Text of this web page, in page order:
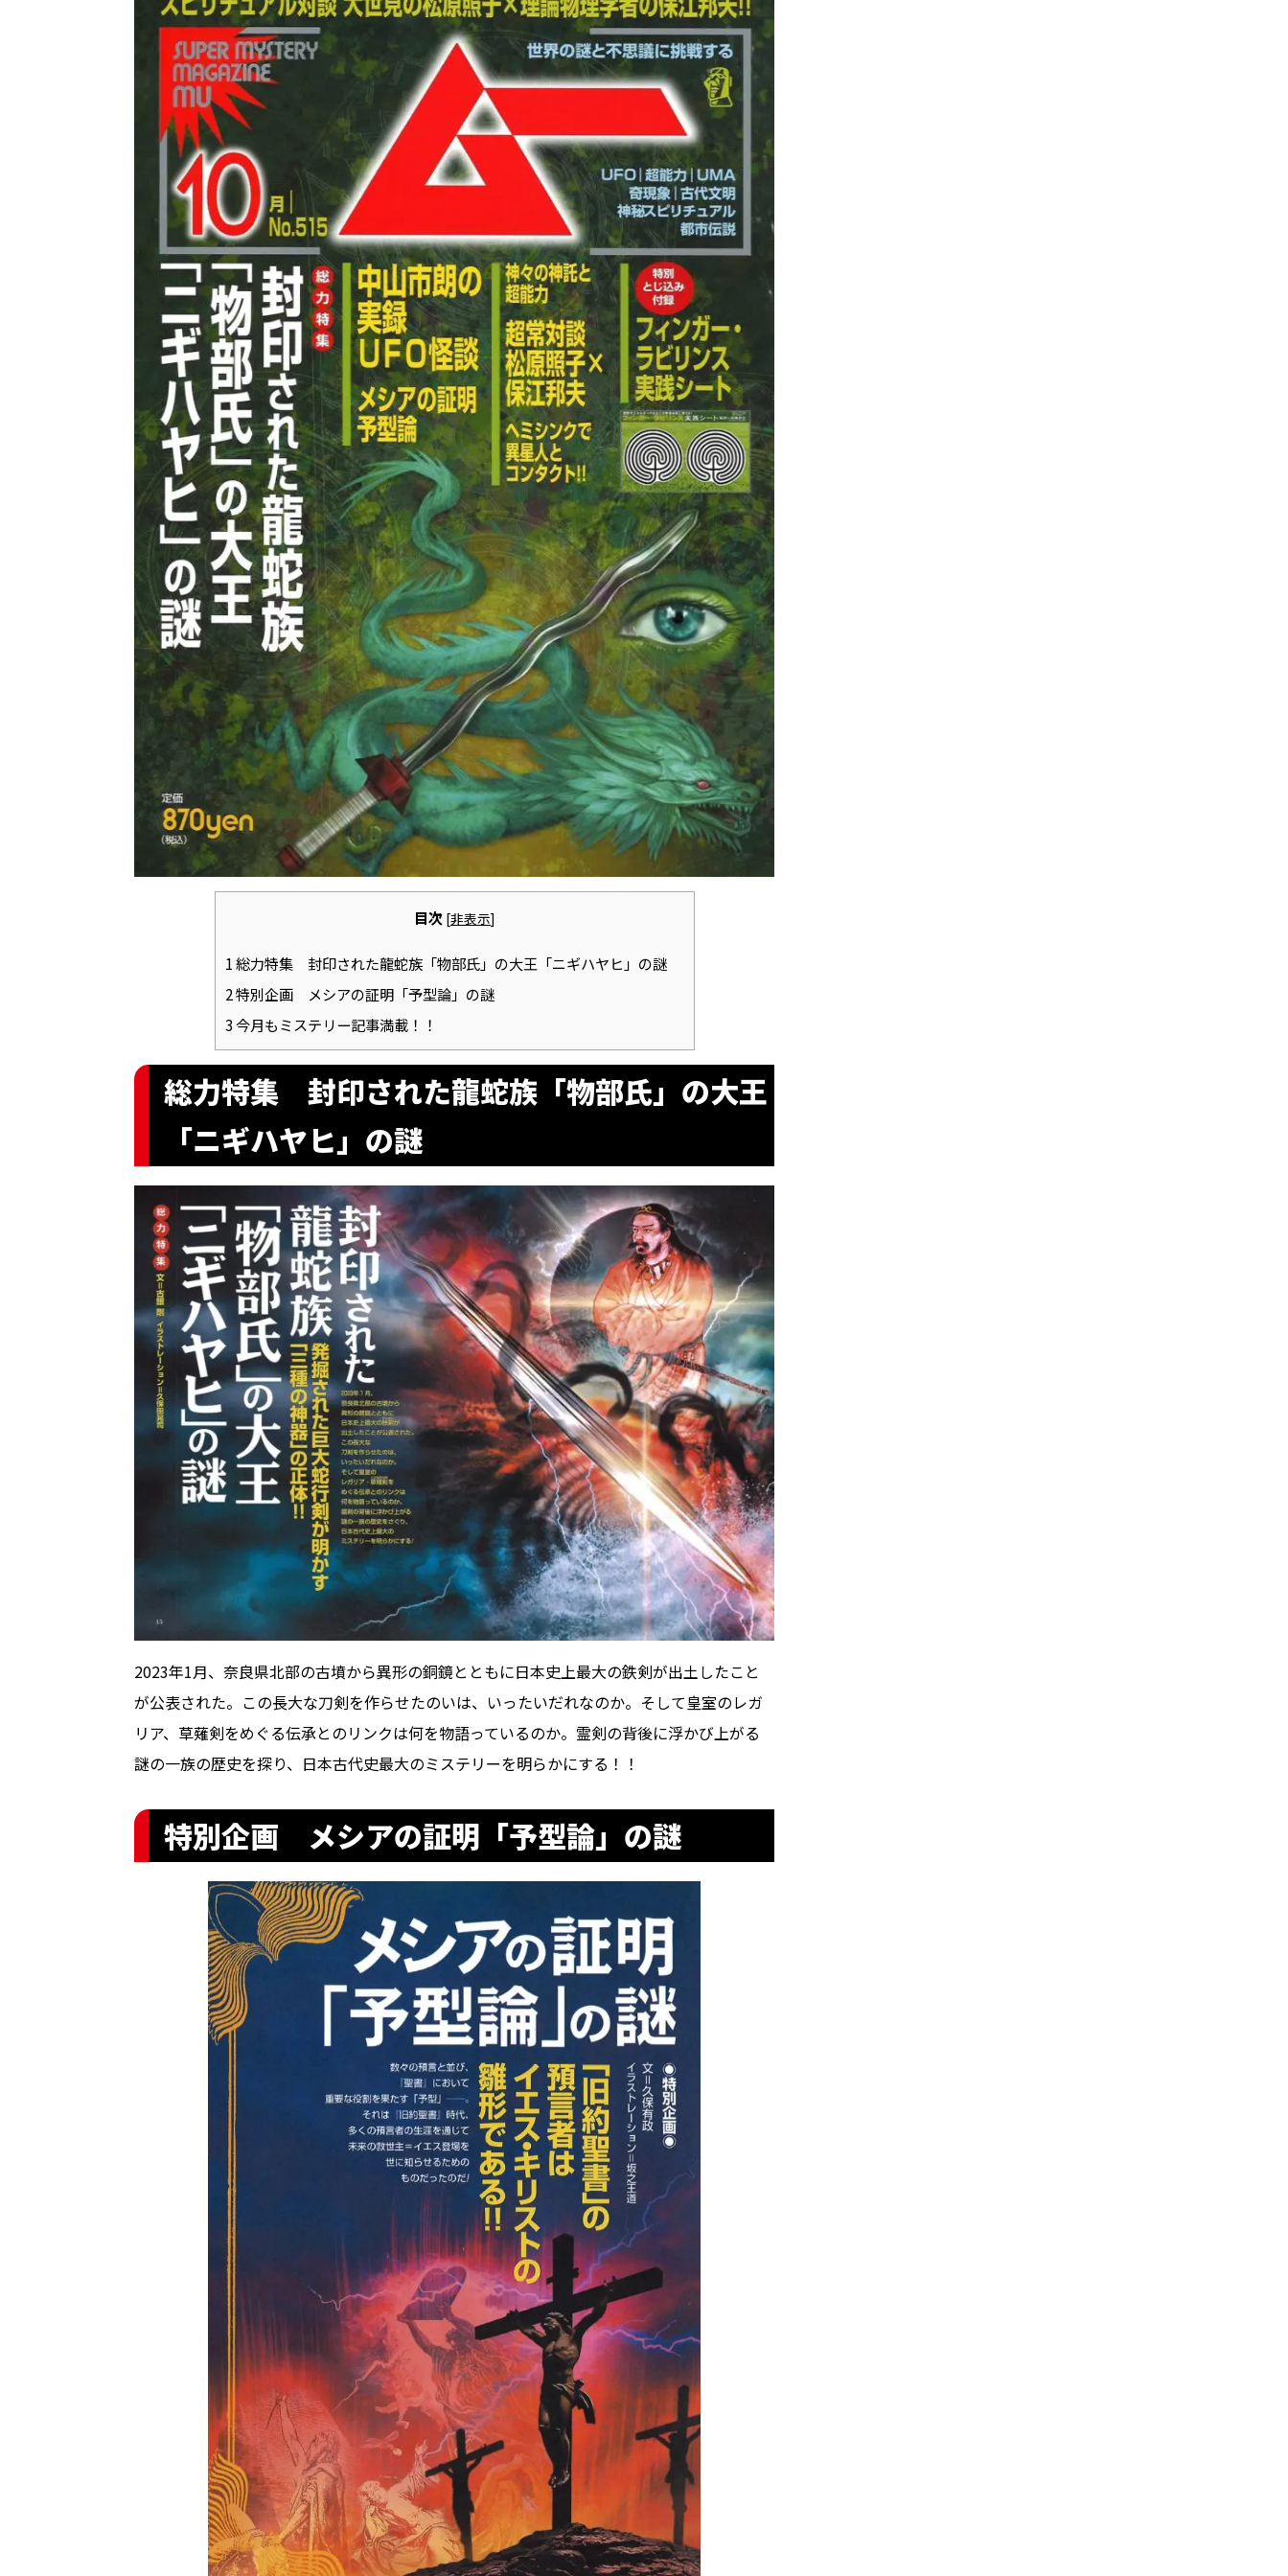
目次 [非表示]
1総力特集 封印された龍蛇族「物部氏」の大王「ニギハヤヒ」の謎
2特別企画 メシアの証明「予型論」の謎
3今月もミステリー記事満載！！
総力特集 封印された龍蛇族「物部氏」の大王
「ニギハヤヒ」の謎
2023年1月、奈良県北部の古墳から異形の銅鏡とともに日本史上最大の鉄剣が出土したこと
が公表された。この長大な刀剣を作らせたのいは、いったいだれなのか。そして皇室のレガ
リア、草薙剣をめぐる伝承とのリンクは何を物語っているのか。霊剣の背後に浮かび上がる
謎の一族の歴史を探り、日本古代史最大のミステリーを明らかにする！！
特別企画 メシアの証明「予型論」の謎